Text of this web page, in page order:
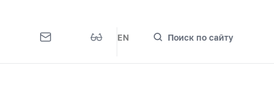
EN Поиск по сайту